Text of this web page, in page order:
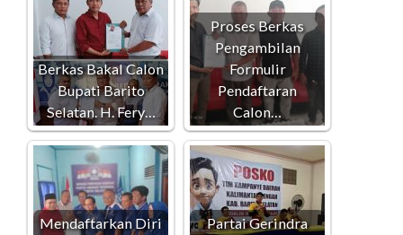
Berkas Bakal Calon
Bupati Barito
Selatan. H. Fery…
Proses Berkas
Pengambilan
Formulir
Pendaftaran
Calon…
Mendaftarkan Diri Partai Gerindra